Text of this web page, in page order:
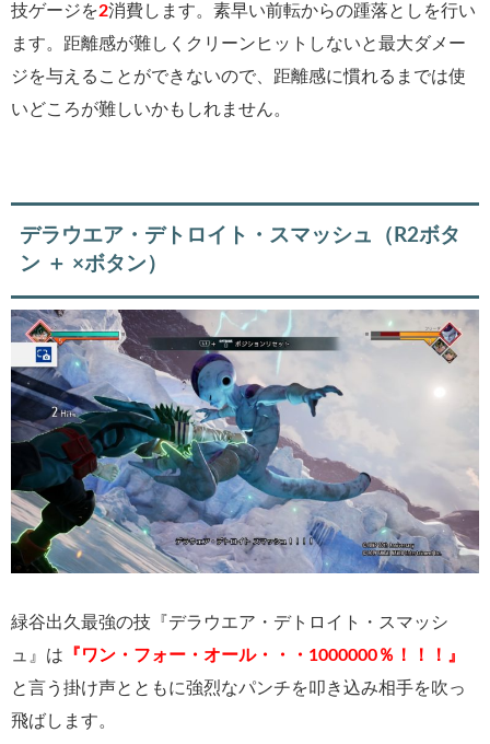
技ゲージを2消費します。素早い前転からの踵落としを行い
ます。距離感が難しくクリーンヒットしないと最大ダメー
ジを与えることができないので、距離感に慣れるまでは使
いどころが難しいかもしれません。
デラウエア・デトロイト・スマッシュ（R2ボタ
ン ＋ ×ボタン）
緑谷出久最強の技『デラウエア・デトロイト・スマッシ
ュ』は 『ワン・フォー・オール・・・1000000％！！！』
と言う掛け声とともに強烈なパンチを叩き込み相手を吹っ
飛ばします。